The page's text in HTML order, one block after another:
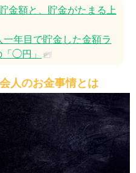
金額と、貯金がたまる上
年目で貯金した金額ラ
◯円」
人のお金事情とは